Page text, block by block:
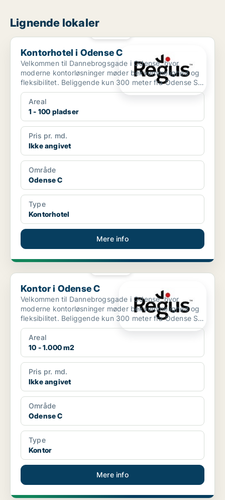
Lignende lokaler
Kontorhotel i Odense C
Kontorhotel i Odense C
Velkommen til Dannebrogsgade i Odense, hvor
moderne kontorløsninger møder bekvemmelighed og
fleksibilitet. Beliggende kun 300 meter fra Odense St.
bus- og to...
Areal
1 - 100 pladser
Pris pr. md.
Ikke angivet
Område
Odense C
Type
Kontorhotel
Mere info
Kontor i Odense C
Kontor i Odense C
Velkommen til Dannebrogsgade i Odense, hvor
moderne kontorløsninger møder bekvemmelighed og
fleksibilitet. Beliggende kun 300 meter fra Odense St.
bus- og to...
Areal
10 - 1.000 m2
Pris pr. md.
Ikke angivet
Område
Odense C
Type
Kontor
Mere info